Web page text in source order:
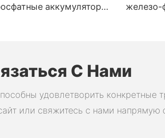
аккумуляторы
железо-
С Нами
удовлетворить конкретные
или свяжитесь с нами